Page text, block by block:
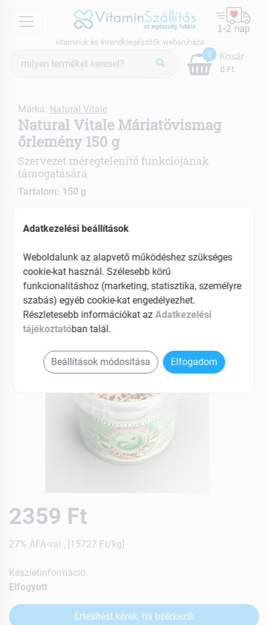
menu
vitaminok és étrendkiegészítők webáruháza
keresés
0
0 Ft
Kosár
Márka: Natural Vitale
Natural Vitale Máriatövismag
őrlemény 150 g
Szervezet méregtelenítő funkciójának
támogatására
Tartalom: 150 g
Segíti a megfelelő emésztést
EAN: 5999886411206
2359 Ft
27% ÁFÁ-val , [15727 Ft/kg]
Készletinformáció:
Elfogyott
Értesítést kérek, ha beérkezik
Adatkezelési beállítások
Weboldalunk az alapvető működéshez szükséges
cookie-kat használ. Szélesebb körű
funkcionalitáshoz (marketing, statisztika, személyre
szabás) egyéb cookie-kat engedélyezhet.
Részletesebb információkat azAdatkezelési
tájékoztatóban talál.
Beállítások módosítása Elfogadom